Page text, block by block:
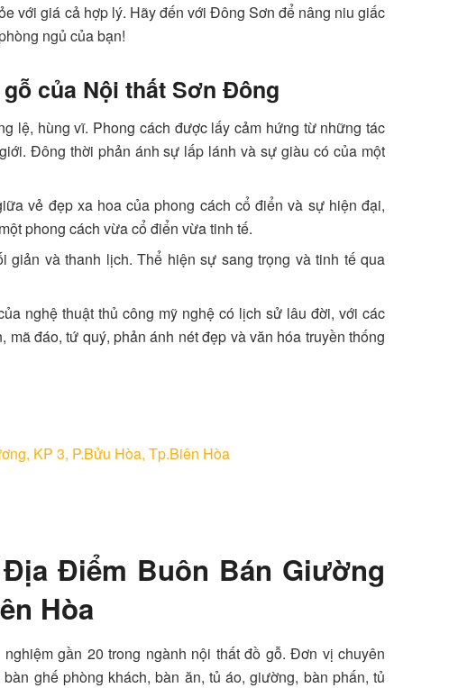
với giá cả hợp lý. Hãy đến với Đông Sơn để nâng niu giấc
ngủ của bạn!
của Nội thất Sơn Đông
lệ, hùng vĩ. Phong cách được lấy cảm hứng từ những tác
Đông thời phản ánh sự lấp lánh và sự giàu có của một
vẻ đẹp xa hoa của phong cách cổ điển và sự hiện đại,
phong cách vừa cổ điển vừa tinh tế.
giản và thanh lịch. Thể hiện sự sang trọng và tinh tế qua
nghệ thuật thủ công mỹ nghệ có lịch sử lâu đời, với các
đáo, tứ quý, phản ánh nét đẹp và văn hóa truyền thống
KP 3, P.Bửu Hòa, Tp.Biên Hòa
Điểm Buôn Bán Giường
Hòa
gần 20 trong ngành nội thất đồ gỗ. Đơn vị chuyên
ghế phòng khách, bàn ăn, tủ áo, giường, bàn phấn, tủ